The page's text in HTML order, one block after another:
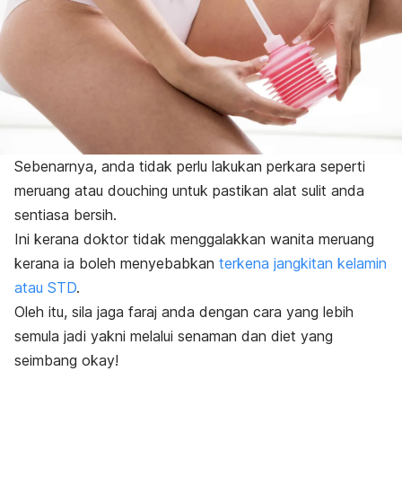
Sebenarnya, anda tidak perlu lakukan perkara seperti
meruang atau douching untuk pastikan alat sulit anda
sentiasa bersih.
Ini kerana doktor tidak menggalakkan wanita meruang
kerana ia boleh menyebabkan terkena jangkitan kelamin
atau STD.
Oleh itu, sila jaga faraj anda dengan cara yang lebih
semula jadi yakni melalui senaman dan diet yang
seimbang okay!